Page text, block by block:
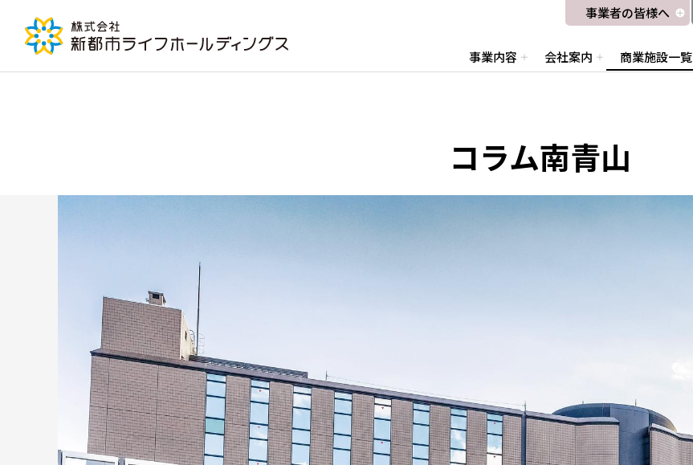
事業者の皆様へ
事業内容 会社案内 商業施設一覧
コラム南青山